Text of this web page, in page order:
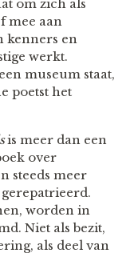
om zich als
mee aan
kenners en
werkt.
museum staat,
poetst het
is meer dan een
over
steeds meer
worden in
Niet als bezit,
als deel van